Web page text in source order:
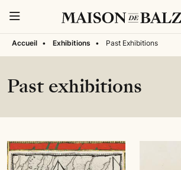
Accueil • Exhibitions • Past Exhibitions
Past exhibitions